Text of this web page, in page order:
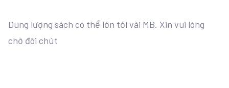
Dung lượng sách có thể lớn tới vài MB. Xin vui lòng
chờ đôi chút